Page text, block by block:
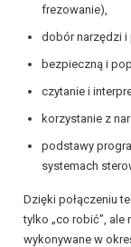
frezowanie),
dobór narzędzi i
bezpieczną i
czytanie i
korzystanie z
podstawy
systemach
Dzięki połączeniu
tylko „co robić”,
wykonywane w